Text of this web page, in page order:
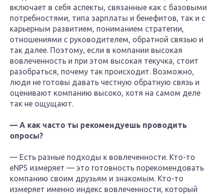
включает в себя аспекты, связанные как с базовыми
потребностями, типа зарплаты и бенефитов, так и с
карьерным развитием, пониманием стратегии,
отношениями с руководителем, обратной связью и
так далее. Поэтому, если в компании высокая
вовлеченность и при этом высокая текучка, стоит
разобраться, почему так происходит. Возможно,
люди не готовы давать честную обратную связь и
оценивают компанию высоко, хотя на самом деле
так не ощущают.
— А как часто ты рекомендуешь проводить
опросы?
— Есть разные подходы к вовлеченности. Кто-то
eNPS измеряет — это готовность порекомендовать
компанию своим друзьям и знакомым. Кто-то
измеряет именно индекс вовлеченности, который